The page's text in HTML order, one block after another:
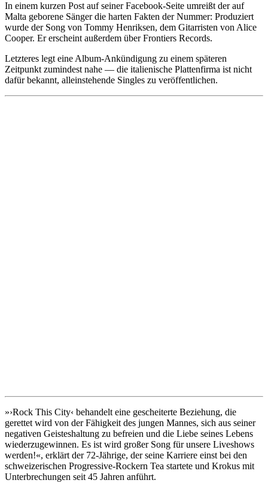
In einem kurzen Post auf seiner Facebook-Seite umreißt der auf
Malta geborene Sänger die harten Fakten der Nummer: Produziert
wurde der Song von Tommy Henriksen, dem Gitarristen von Alice
Cooper. Er erscheint außerdem über Frontiers Records.
Letzteres legt eine Album-Ankündigung zu einem späteren
Zeitpunkt zumindest nahe — die italienische Plattenfirma ist nicht
dafür bekannt, alleinstehende Singles zu veröffentlichen.
»›Rock This City‹ behandelt eine gescheiterte Beziehung, die
gerettet wird von der Fähigkeit des jungen Mannes, sich aus seiner
negativen Geisteshaltung zu befreien und die Liebe seines Lebens
wiederzugewinnen. Es ist wird großer Song für unsere Liveshows
werden!«, erklärt der 72-Jährige, der seine Karriere einst bei den
schweizerischen Progressive-Rockern Tea startete und Krokus mit
Unterbrechungen seit 45 Jahren anführt.